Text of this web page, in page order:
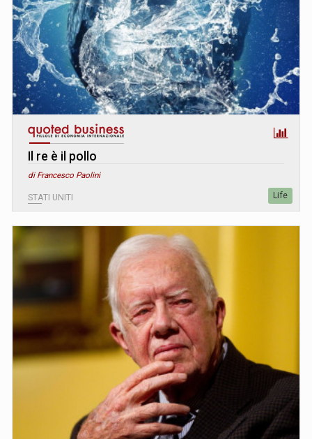
Il re è il pollo
di Francesco Paolini
STATI UNITI Life